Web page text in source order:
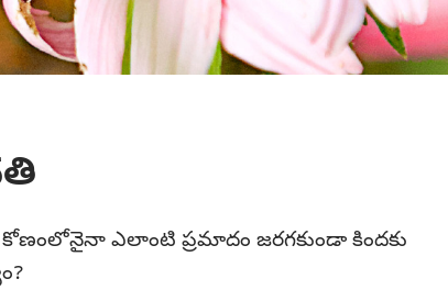
కోణంలోనైనా ఎలాంటి ప్రమాదం జరగకుండా కిందకు